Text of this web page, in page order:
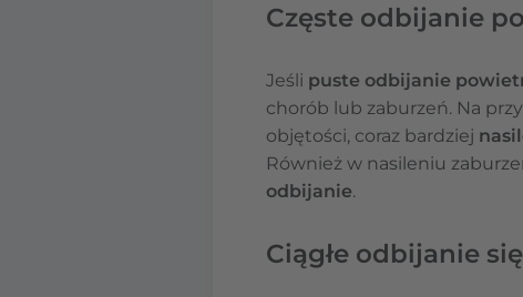
Częste odbijanie
Jeśli puste odbijanie
chorób lub zaburzeń. Na
objętości, coraz bardziej
Również w nasileniu
odbijanie.
Ciągłe odbijanie